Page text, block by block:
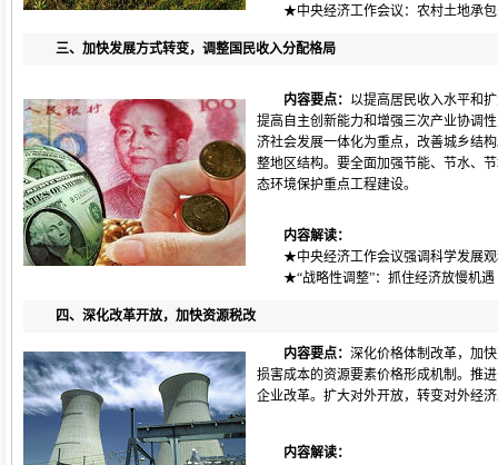
★中央经济工作会议：农村土地承
三、加快发展方式转变，调整国民收入分配格局
内容要点： 以提高居民收入水平和
提高自主创新能力和增强三次产业协调
济社会发展一体化为重点，改善城乡结
整地区结构。要全面加强节能、节水、
态环境保护重点工程建设。
内容解读：
★中央经济工作会议强调科学发展
★“战略性调整”：抓住经济放慢机
四、深化改革开放，加快资源税改
内容要点： 深化价格体制改革，加
损害成本的资源要素价格形成机制。推
企业改革。扩大对外开放，转变对外经
内容解读：